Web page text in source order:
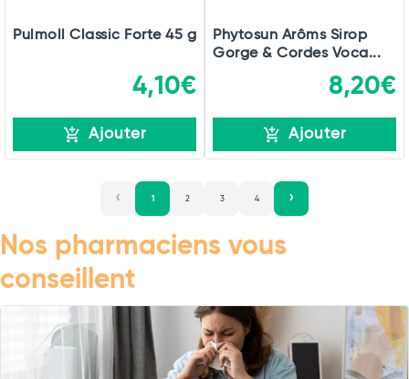
Pulmoll Classic Forte 45 g
4,10€
Ajouter
Phytosun Arôms Sirop
Gorge & Cordes Voca...
8,20€
Ajouter
1 2 3 4
Nos pharmaciens vous
conseillent